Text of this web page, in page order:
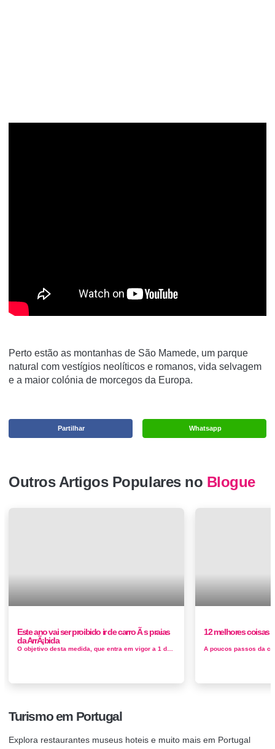
Perto estão as montanhas de São Mamede, um parque
natural com vestígios neolíticos e romanos, vida selvagem
e a maior colónia de morcegos da Europa.
Whatsapp
Partilhar
Outros Artigos Populares no Blogue
Este ano vai ser proibido ir de carro Ã s praias
da ArrÃ¡bida
12 melhores coisas
Turismo em Portugal
Explora restaurantes museus hoteis e muito mais em Portugal